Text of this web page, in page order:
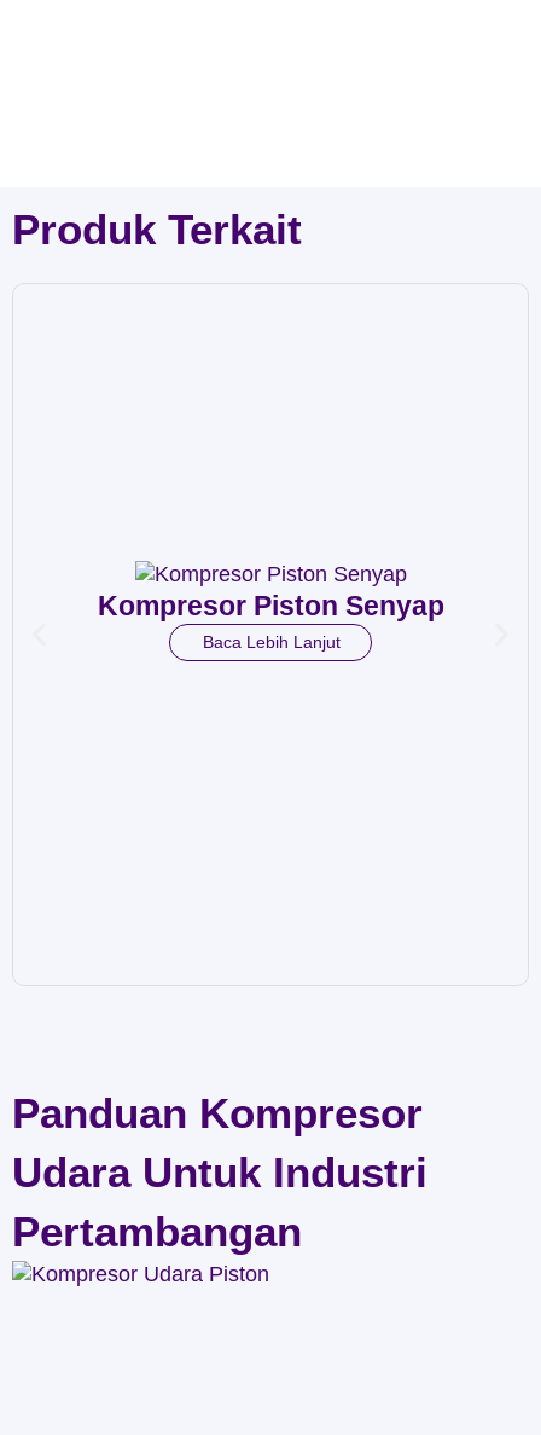
Produk Terkait
Kompresor Piston Senyap
Baca Lebih Lanjut
Panduan Kompresor
Udara Untuk Industri
Pertambangan